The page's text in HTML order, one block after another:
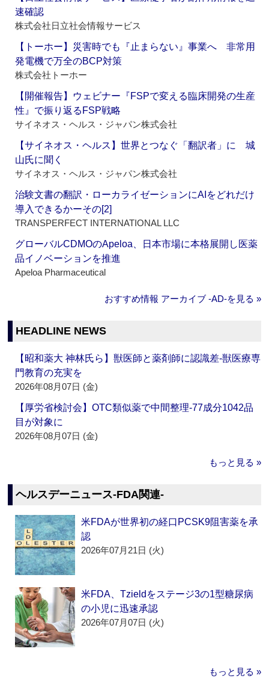
速確認
株式会社日立社会情報サービス
【トーホー】災害時でも『止まらない』事業へ 非常用
発電機で万全のBCP対策
株式会社トーホー
【開催報告】ウェビナー『FSPで変える臨床開発の生産
性』で振り返るFSP戦略
サイネオス・ヘルス・ジャパン株式会社
【サイネオス・ヘルス】世界とつなぐ「翻訳者」に 城
山氏に聞く
サイネオス・ヘルス・ジャパン株式会社
治験文書の翻訳・ローカライゼーションにAIをどれだけ
導入できるかーその[2]
TRANSPERFECT INTERNATIONAL LLC
グローバルCDMOのApeloa、日本市場に本格展開し医薬
品イノベーションを推進
Apeloa Pharmaceutical
おすすめ情報 アーカイブ ‐AD‐を見る »
HEADLINE NEWS
【昭和薬大 神林氏ら】獣医師と薬剤師に認識差‐獣医療専
門教育の充実を
2026年08月07日 (金)
【厚労省検討会】OTC類似薬で中間整理‐77成分1042品
目が対象に
2026年08月07日 (金)
もっと見る »
ヘルスデーニュース‐FDA関連‐
米FDAが世界初の経口PCSK9阻害薬を承
認
2026年07月21日 (火)
米FDA、Tzieldをステージ3の1型糖尿病
の小児に迅速承認
2026年07月07日 (火)
もっと見る »